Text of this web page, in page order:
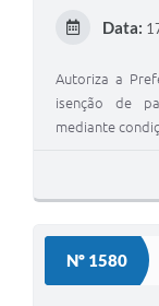
Data:
Autoriza a
isenção de
mediante
Nº 1580